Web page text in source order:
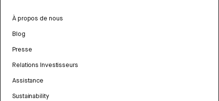
À propos de nous
Blog
Presse
Relations Investisseurs
Assistance
Sustainability